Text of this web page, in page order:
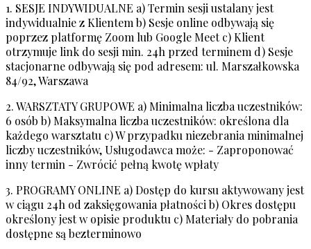
1. SESJE INDYWIDUALNE a) Termin sesji ustalany jest
indywidualnie z Klientem b) Sesje online odbywają się
poprzez platformę Zoom lub Google Meet c) Klient
otrzymuje link do sesji min. 24h przed terminem d) Sesje
stacjonarne odbywają się pod adresem: ul. Marszałkowska
84/92, Warszawa
2. WARSZTATY GRUPOWE a) Minimalna liczba uczestników:
6 osób b) Maksymalna liczba uczestników: określona dla
każdego warsztatu c) W przypadku niezebrania minimalnej
liczby uczestników, Usługodawca może: - Zaproponować
inny termin - Zwrócić pełną kwotę wpłaty
3. PROGRAMY ONLINE a) Dostęp do kursu aktywowany jest
w ciągu 24h od zaksięgowania płatności b) Okres dostępu
określony jest w opisie produktu c) Materiały do pobrania
dostępne są bezterminowo